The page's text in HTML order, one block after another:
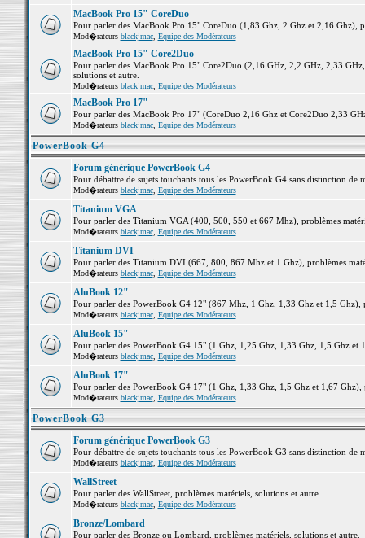
MacBook Pro 15" CoreDuo
Pour parler des MacBook Pro 15" CoreDuo (1,83 Ghz, 2 Ghz et 2,16 Ghz),
Mod�rateurs blackjmac, Equipe des Modérateurs
MacBook Pro 15" Core2Duo
Pour parler des MacBook Pro 15" Core2Duo (2,16 GHz, 2,2 GHz, 2,33
solutions et autre.
Mod�rateurs blackjmac, Equipe des Modérateurs
MacBook Pro 17"
Pour parler des MacBook Pro 17" (CoreDuo 2,16 Ghz et Core2Duo 2,33
Mod�rateurs blackjmac, Equipe des Modérateurs
PowerBook G4
Forum générique PowerBook G4
Pour débattre de sujets touchants tous les PowerBook G4 sans distinction de
Mod�rateurs blackjmac, Equipe des Modérateurs
Titanium VGA
Pour parler des Titanium VGA (400, 500, 550 et 667 Mhz), problèmes
Mod�rateurs blackjmac, Equipe des Modérateurs
Titanium DVI
Pour parler des Titanium DVI (667, 800, 867 Mhz et 1 Ghz), problèmes
Mod�rateurs blackjmac, Equipe des Modérateurs
AluBook 12"
Pour parler des PowerBook G4 12" (867 Mhz, 1 Ghz, 1,33 Ghz et 1,5 Ghz),
Mod�rateurs blackjmac, Equipe des Modérateurs
AluBook 15"
Pour parler des PowerBook G4 15" (1 Ghz, 1,25 Ghz, 1,33 Ghz, 1,5 Ghz et
Mod�rateurs blackjmac, Equipe des Modérateurs
AluBook 17"
Pour parler des PowerBook G4 17" (1 Ghz, 1,33 Ghz, 1,5 Ghz et 1,67 Ghz),
Mod�rateurs blackjmac, Equipe des Modérateurs
PowerBook G3
Forum générique PowerBook G3
Pour débattre de sujets touchants tous les PowerBook G3 sans distinction de
Mod�rateurs blackjmac, Equipe des Modérateurs
WallStreet
Pour parler des WallStreet, problèmes matériels, solutions et autre.
Mod�rateurs blackjmac, Equipe des Modérateurs
Bronze/Lombard
Pour parler des Bronze ou Lombard, problèmes matériels, solutions et autre.